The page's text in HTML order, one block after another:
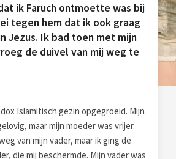
ik Faruch ontmoette was bij
tegen hem dat ik ook graag
Jezus. Ik bad toen met mijn
de duivel van mij weg te
Islamitisch gezin opgegroeid. Mijn
maar mijn moeder was vrijer.
van mijn vader, maar ik ging de
die mij beschermde. Mijn vader was